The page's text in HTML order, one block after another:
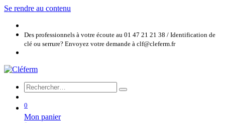
Se rendre au contenu
Des professionnels à votre écoute au 01 47 21 21 38 / Identification de
clé ou serrure? Envoyez votre demande à clf@cleferm.fr
0
Mon panier